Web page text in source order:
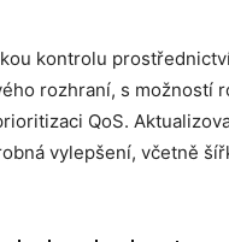
kontrolu
rozhraní, s možností
QoS.
vylepšení, včetně